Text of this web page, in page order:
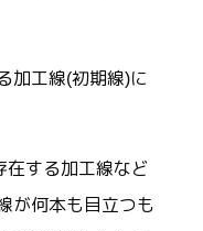
加工線(初期線)に
在する加工線など
が何本も目立つも